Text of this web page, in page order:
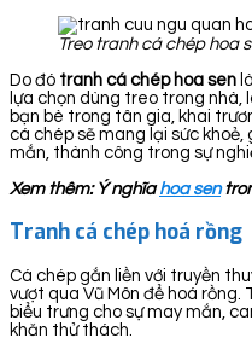
Treo tranh cá chép hoa
Do đó tranh cá chép hoa sen
lựa chọn dùng treo trong
bạn bè trong tân gia, khai
cá chép sẽ mang lại sức
mắn, thành công trong sự
Xem thêm: Ý nghĩahoa sen
Tranh cá chép hoá rồng
Cá chép gắn liền với truyền
vượt qua Vũ Môn để hoá
biểu trưng cho sự may mắn,
khăn thử thách.